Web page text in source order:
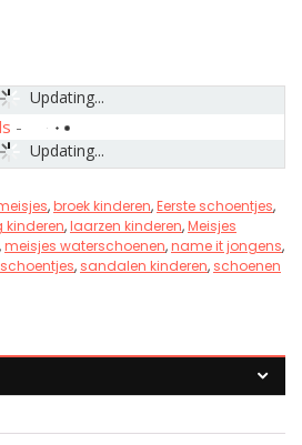
Updating...
Updating...
-
,broek kinderen,Eerste schoentjes,
kinderen,laarzen kinderen,Meisjes
,meisjes waterschoenen,name it jongens,
, sandalen kinderen, schoenen